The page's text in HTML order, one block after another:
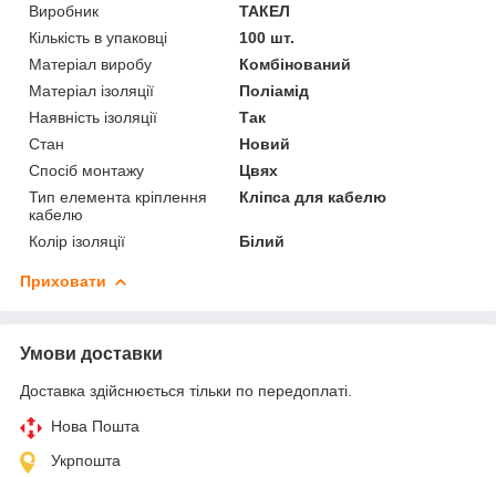
Виробник
ТАКЕЛ
Кількість в упаковці
100 шт.
Матеріал виробу
Комбінований
Матеріал ізоляції
Поліамід
Наявність ізоляції
Так
Стан
Новий
Спосіб монтажу
Цвях
Тип елемента кріплення
кабелю
Кліпса для кабелю
Колір ізоляції Білий
Приховати
Умови доставки
Доставка здійснюється тільки по передоплаті.
Нова Пошта
Укрпошта